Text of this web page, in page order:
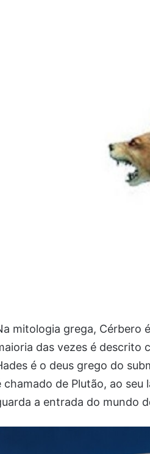
mitologia grega, Cérbero
das vezes é descrito
é o deus grego do
chamado de Plutão, ao
a entrada do mundo